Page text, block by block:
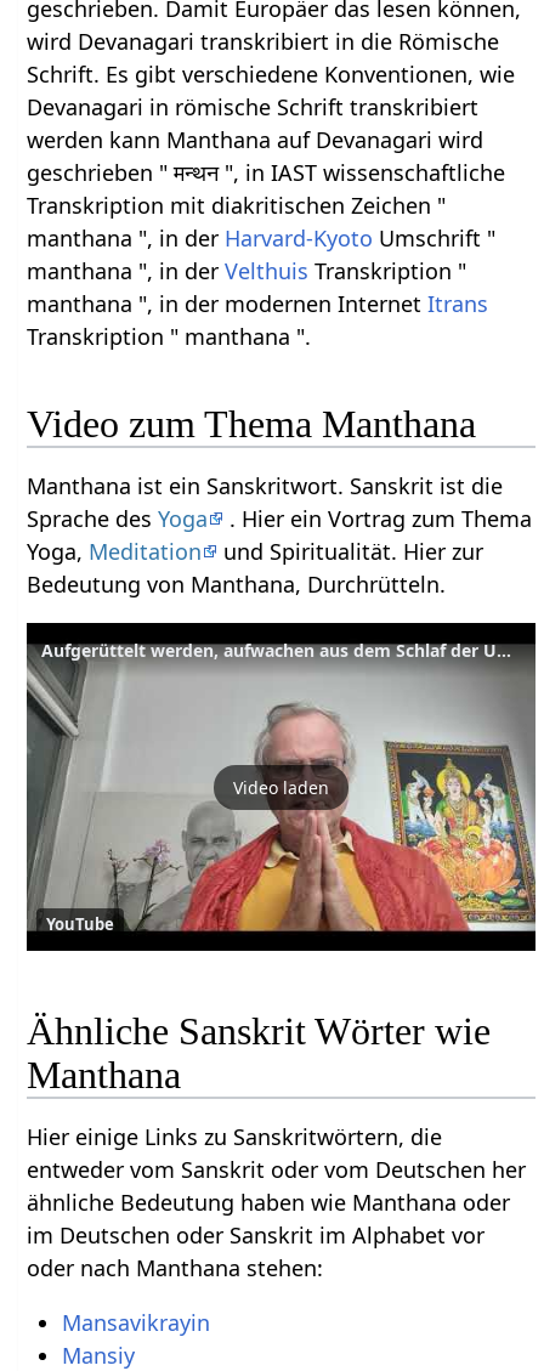
geschrieben. Damit Europäer das lesen können,
wird Devanagari transkribiert in die Römische
Schrift. Es gibt verschiedene Konventionen, wie
Devanagari in römische Schrift transkribiert
werden kann Manthana auf Devanagari wird
geschrieben " मन्थन ", in IAST wissenschaftliche
Transkription mit diakritischen Zeichen "
manthana ", in der Harvard-Kyoto Umschrift "
manthana ", in derVelthuis Transkription "
manthana ", in der modernen InternetItrans
Transkription " manthana ".
Video zum Thema Manthana
Manthana ist ein Sanskritwort. Sanskrit ist die
Sprache desYoga
. Hier ein Vortrag zum Thema
Yoga, Meditation
und Spiritualität. Hier zur
Bedeutung von Manthana, Durchrütteln.
Aufgerüttelt werden, aufwachen aus dem Schlaf der Unwissenheit
Video laden
YouTube
Ähnliche Sanskrit Wörter wie
Manthana
Hier einige Links zu Sanskritwörtern, die
entweder vom Sanskrit oder vom Deutschen her
ähnliche Bedeutung haben wie Manthana oder
im Deutschen oder Sanskrit im Alphabet vor
oder nach Manthana stehen:
Mansavikrayin
Mansiy